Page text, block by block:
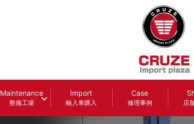
Maintenance
整備工場
Import
輸入車購入
Case
修理事例 店